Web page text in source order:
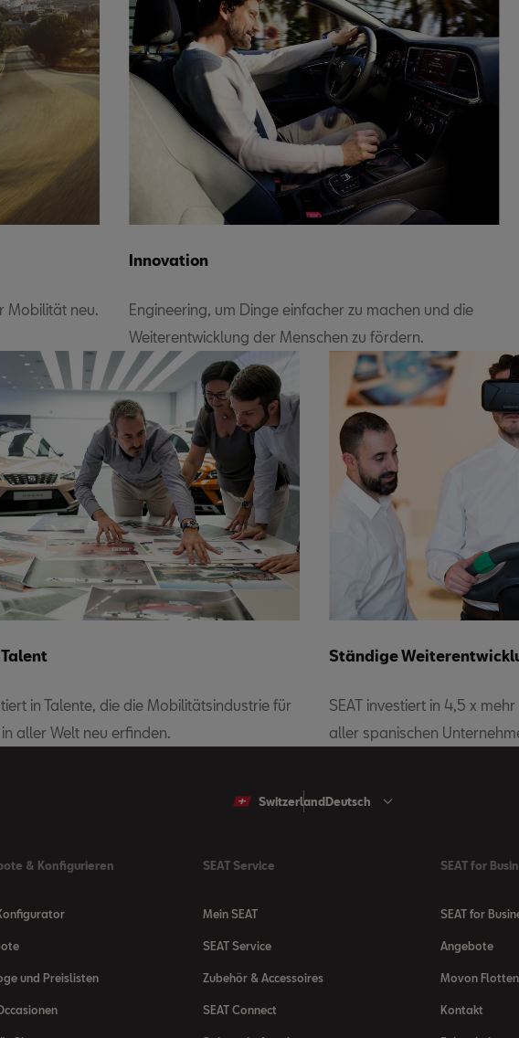
Mobilität neu.
Innovation
Engineering, um Dinge einfacher zu machen und die
Weiterentwicklung der Menschen zu fördern.
in Talente, die die Mobilitätsindustrie für
aller Welt neu erfinden.
Ständige
SEAT investiert in 4,5 x
aller spanischen
SwitzerlandDeutsch
& Konfigurieren
und Preislisten
SEAT Service
Mein SEAT
SEAT Service
Zubehör & Accessoires
SEAT Connect
SEAT for
SEAT for
Angebote
Movon
Kontakt